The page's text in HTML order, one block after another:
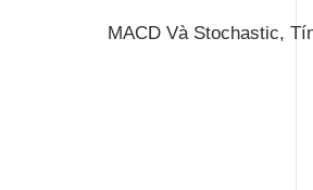
MACD Và Stochastic,